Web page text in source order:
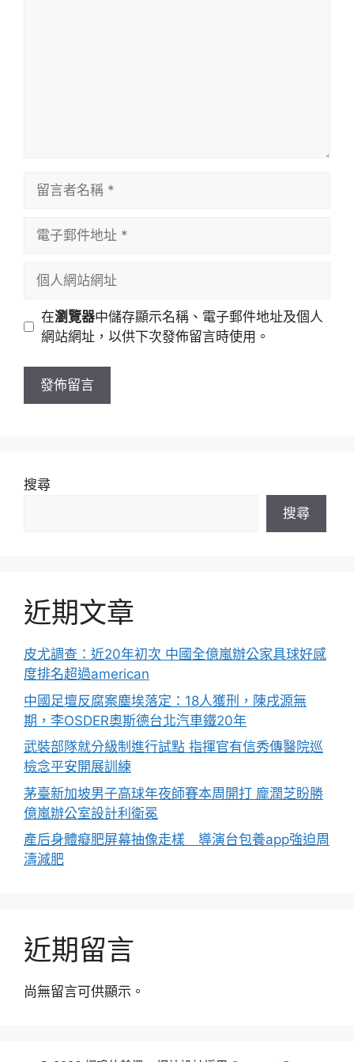
址
站
址
在瀏覽器中儲存顯示名稱、電子郵件地址及個人
網站網址，以供下次發佈留言時使用。
搜尋
搜尋
近期文章
皮尤調查：近20年初次 中國全億嵐辦公家具球好感
度排名超過american
中國足壇反腐案塵埃落定：18人獲刑，陳戌源無
期，李OSDER奧斯德台北汽車鐵20年
武裝部隊就分級制進行試點 指揮官有信秀傳醫院巡
檢念平安開展訓練
茅臺新加坡男子高球年夜師賽本周開打 龐潤芝盼勝
億嵐辦公室設計利衛冕
產后身體癡肥屏幕抽像走樣 導演台包養app強迫周
濤減肥
近期留言
尚無留言可供顯示。